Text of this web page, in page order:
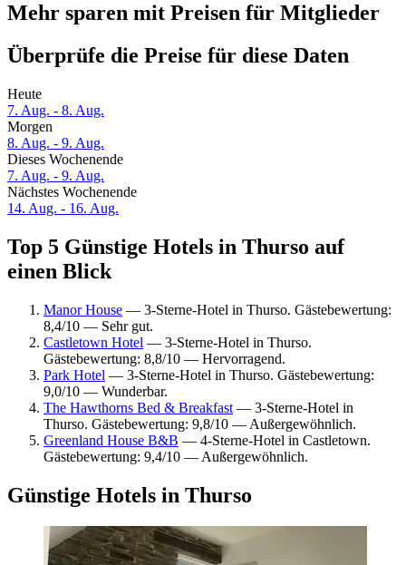
Mehr sparen mit Preisen für Mitglieder
Überprüfe die Preise für diese Daten
Heute
7. Aug. - 8. Aug.
Morgen
8. Aug. - 9. Aug.
Dieses Wochenende
7. Aug. - 9. Aug.
Nächstes Wochenende
14. Aug. - 16. Aug.
Top 5 Günstige Hotels in Thurso auf
einen Blick
Manor House — 3-Sterne-Hotel in Thurso. Gästebewertung:
8,4/10 — Sehr gut.
Castletown Hotel — 3-Sterne-Hotel in Thurso.
Gästebewertung: 8,8/10 — Hervorragend.
Park Hotel — 3-Sterne-Hotel in Thurso. Gästebewertung:
9,0/10 — Wunderbar.
The Hawthorns Bed & Breakfast — 3-Sterne-Hotel in
Thurso. Gästebewertung: 9,8/10 — Außergewöhnlich.
Greenland House B&B — 4-Sterne-Hotel in Castletown.
Gästebewertung: 9,4/10 — Außergewöhnlich.
Günstige Hotels in Thurso